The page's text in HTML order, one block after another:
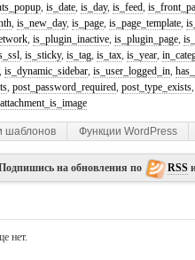
, is_date, is_day, is_feed,
, is_new_day, is_page, is_page_template,
, is_plugin_inactive, is_plugin_page,
, is_sticky, is_tag, is_tax, is_year,
, is_dynamic_sidebar, is_user_logged_in,
, post_password_required, post_type_exists,
шаблонов Функции WordPress
на обновления по RSS
нет.